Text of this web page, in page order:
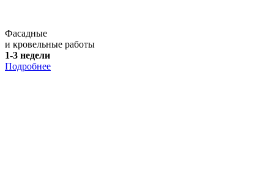
Фасадные
и кровельные работы
1-3 недели
Подробнее